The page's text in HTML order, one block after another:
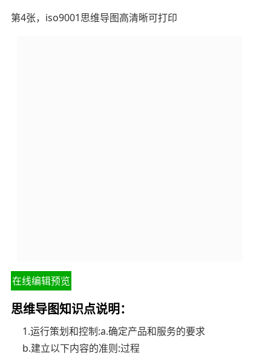
第4张，iso9001思维导图高清晰可打印
在线编辑预览
思维导图知识点说明：
1.运行策划和控制:a.确定产品和服务的要求
b.建立以下内容的准则:过程